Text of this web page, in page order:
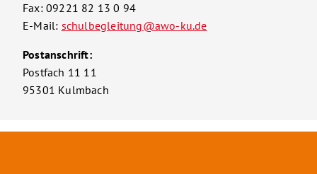
Fax: 09221 82 13 0 94
E-Mail: schulbegleitung@awo-ku.de
Postanschrift:
Postfach 11 11
95301 Kulmbach